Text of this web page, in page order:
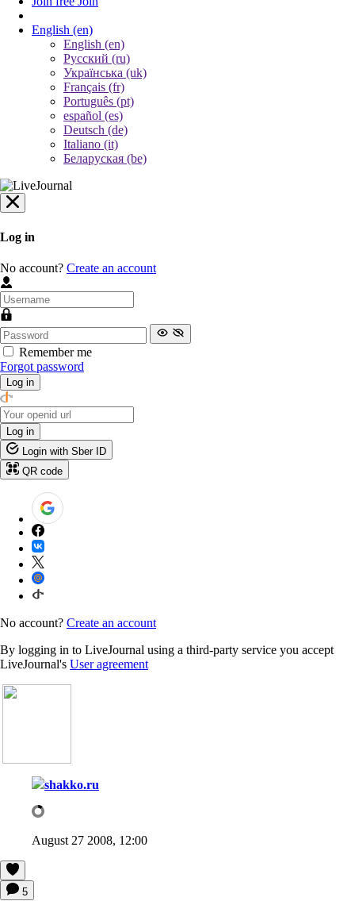
English (en)
English (en)
Русский (ru)
Українська (uk)
Français (fr)
Português (pt)
español (es)
Deutsch (de)
Italiano (it)
Беларуская (be)
Log in
No account? Create an account
Remember me
Forgot password
Log in
Log in
Login with Sber ID
QR code
No account? Create an account
By logging in to LiveJournal using a third-party service you accept
LiveJournal's User agreement
shakko.ru
August 27 2008, 12:00
5